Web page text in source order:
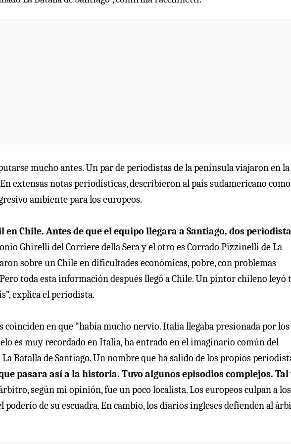
mucho antes. Un par de periodistas de la península viajaron en la
extensas notas periodísticas, describieron al país sudamericano como
ambiente para los europeos.
Chile. Antes de que el equipo llegara a Santiago, dos
Ghirelli del Corriere della Sera y el otro es Corrado Pizzinelli de La
sobre un Chile en dificultades económicas, pobre, con problemas
toda esta información después llegó a Chile. Un pintor chileno leyó
explica el periodista.
coinciden en que “había mucho nervio. Italia llegaba presionada por los
es muy recordado en Italia, ha entrado en el imaginario común del
Batalla de Santiago. Un nombre que ha salido de los propios
pasara así a la historia. Tuvo algunos episodios complejos. Tal
según mi opinión, fue un poco localista. Los europeos culpan a los
de su escuadra. En cambio, los diarios ingleses defienden al